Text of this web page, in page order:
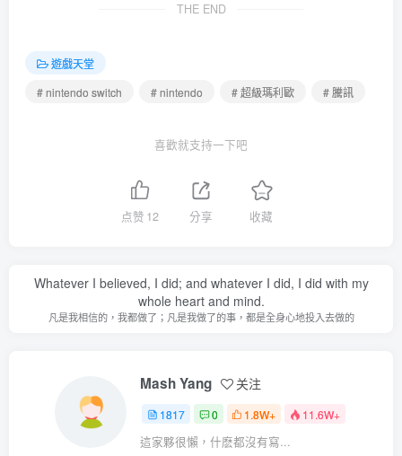
THE END
遊戲天堂
# nintendo switch
# nintendo # 超級瑪利歐 # 騰訊
喜歡就支持一下吧
点赞 12 分享 收藏
Whatever I believed, I did; and whatever I did, I did with my
whole heart and mind.
凡是我相信的，我都做了；凡是我做了的事，都是全身心地投入去做的
Mash Yang 关注
1817 0 1.8W+ 11.6W+
這家夥很懶，什麽都沒有寫...